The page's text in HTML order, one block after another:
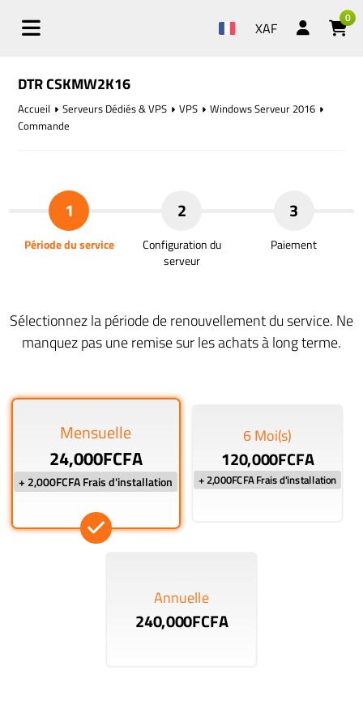
XAF
0
DTR CSKMW2K16
Accueil Serveurs Dédiés & VPS VPS
Windows Serveur 2016
Commande
1
Période du service
2
Configuration du
serveur
3
Paiement
Sélectionnez la période de renouvellement du service. Ne
manquez pas une remise sur les achats à long terme.
Mensuelle
24,000FCFA
+ 2,000FCFA Frais d'installation
6 Moi(s)
120,000FCFA
+ 2,000FCFA Frais d'installation
Annuelle
240,000FCFA